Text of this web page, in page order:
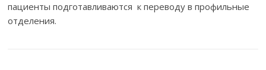
пациенты подготавливаются к переводу в профильные
отделения.